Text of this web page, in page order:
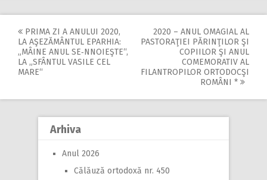
Post
navigation
PRIMA ZI A ANULUI 2020,
LA AŞEZĂMÂNTUL EPARHIA:
„MÂINE ANUL SE‑NNOIEŞTE“,
LA „SFÂNTUL VASILE CEL
MARE“
2020 – ANUL OMAGIAL AL
PASTORAŢIEI PĂRINŢILOR ŞI
COPIILOR ŞI ANUL
COMEMORATIV AL
FILANTROPILOR ORTODOCŞI
ROMÂNI *
Arhiva
Anul 2026
Călăuză ortodoxă nr. 450